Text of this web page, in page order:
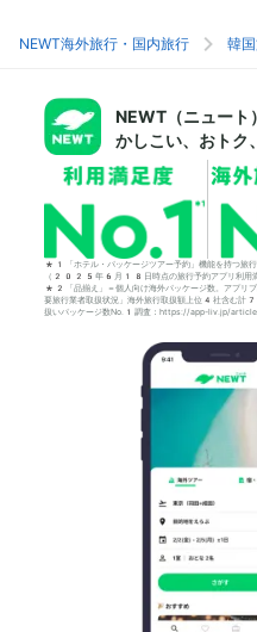
NEWT海外旅行・国内旅行 韓
NEWT（ニュート）
かしこい、おトク
*1「ホテル・パッケージツアー予約」機能を持つ旅行
（2025年6月18日時点の旅行予約アプリ利用満
*2「品揃え」＝個人向け海外パッケージ数。ア
要旅行業者取扱状況」海外旅行取扱額上位4社含む計7
扱いパッケージ数No.1調査：https://app-